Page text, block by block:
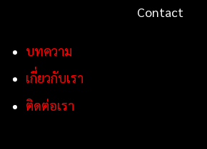
Contact
บทความ
เกี่ยวกับเรา
ติดต่อเรา